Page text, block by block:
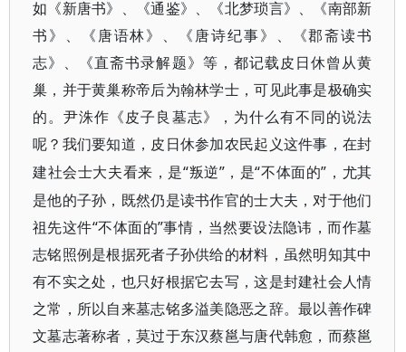
如《新唐书》、《通鉴》、《北梦琐言》、《南部新
书》、《唐语林》、《唐诗纪事》、《郡斋读书
志》、《直斋书录解题》等，都记载皮日休曾从黄
巢，并于黄巢称帝后为翰林学士，可见此事是极确实
的。尹洙作《皮子良墓志》，为什么有不同的说法
呢？我们要知道，皮日休参加农民起义这件事，在封
建社会士大夫看来，是“叛逆”，是“不体面的”，尤其
是他的子孙，既然仍是读书作官的士大夫，对于他们
祖先这件“不体面的”事情，当然要设法隐讳，而作墓
志铭照例是根据死者子孙供给的材料，虽然明知其中
有不实之处，也只好根据它去写，这是封建社会人情
之常，所以自来墓志铭多溢美隐恶之辞。最以善作碑
文墓志著称者，莫过于东汉蔡邕与唐代韩愈，而蔡邕